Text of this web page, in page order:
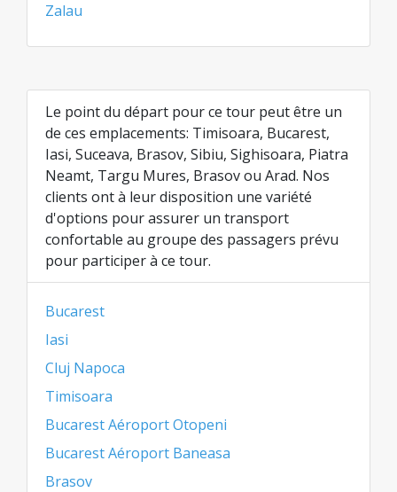
Zalau
Le point du départ pour ce tour peut être un
de ces emplacements: Timisoara, Bucarest,
Iasi, Suceava, Brasov, Sibiu, Sighisoara, Piatra
Neamt, Targu Mures, Brasov ou Arad. Nos
clients ont à leur disposition une variété
d'options pour assurer un transport
confortable au groupe des passagers prévu
pour participer à ce tour.
Bucarest
Iasi
Cluj Napoca
Timisoara
Bucarest Aéroport Otopeni
Bucarest Aéroport Baneasa
Brasov